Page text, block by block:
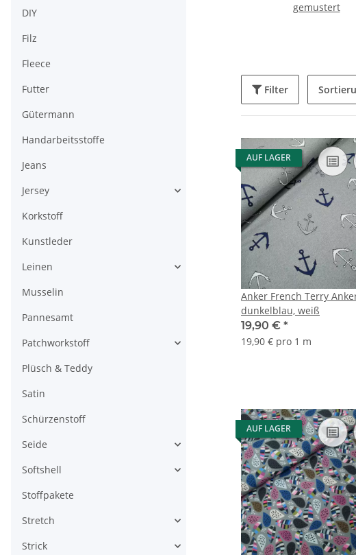
gemustert
Filter
AUF LAGER
Anker French Terry
dunkelblau, weiß
19,90 € *
19,90 € pro 1 m
AUF LAGER
DIY
Filz
Fleece
Futter
Gütermann
Handarbeitsstoffe
Jeans
Jersey
Korkstoff
Kunstleder
Leinen
Musselin
Pannesamt
Patchworkstoff
Plüsch & Teddy
Satin
Schürzenstoff
Seide
Softshell
Stoffpakete
Stretch
Strick